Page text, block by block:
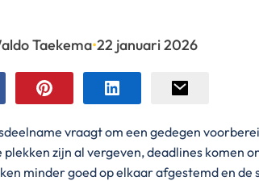
Taekema•22 januari 2026
vraagt om een gedegen
plekken zijn al vergeven, deadlines komen
minder goed op elkaar afgestemd en